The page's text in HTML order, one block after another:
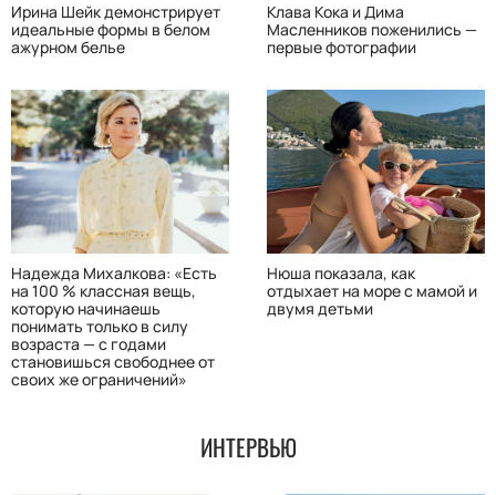
Ирина Шейк демонстрирует
идеальные формы в белом
ажурном белье
Клава Кока и Дима
Масленников поженились —
первые фотографии
Надежда Михалкова: «Есть
на 100 % классная вещь,
которую начинаешь
понимать только в силу
возраста — с годами
становишься свободнее от
своих же ограничений»
Нюша показала, как
отдыхает на море с мамой и
двумя детьми
ИНТЕРВЬЮ